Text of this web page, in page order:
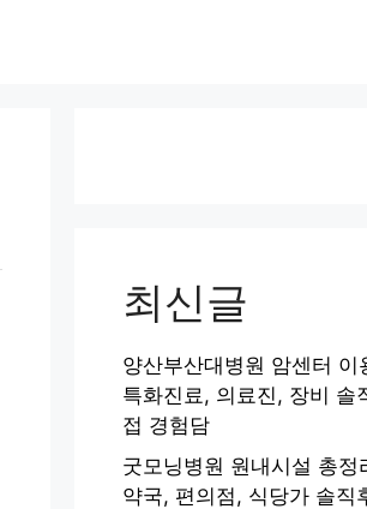
최신글
양산부산대병원 암센터 이
특화진료, 의료진, 장비 솔
접 경험담
굿모닝병원 원내시설 총정
약국, 편의점, 식당가 솔직